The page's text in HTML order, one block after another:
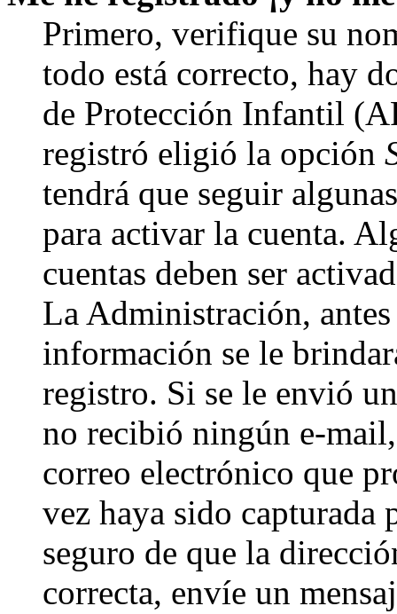
Primero, verifique su
todo está correcto, hay
de Protección Infantil
registró eligió la opción
tendrá que seguir
para activar la cuenta.
cuentas deben ser
La Administración,
información se le
registro. Si se le envió
no recibió ningún e-
correo electrónico que
vez haya sido
seguro de que la
correcta, envíe un